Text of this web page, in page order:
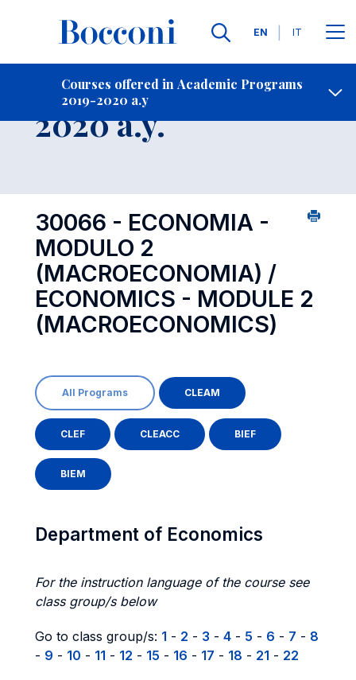
Languages
EN IT
Courses offered in Academic Programs
2019-2020 a.y
Contact Us
Course 2019-
2020 a.y.
30066 - ECONOMIA -
MODULO 2
(MACROECONOMIA) /
ECONOMICS - MODULE 2
(MACROECONOMICS)
All Programs CLEAM
CLEF CLEACC BIEF
BIEM
Department of Economics
For the instruction language of the course see
class group/s below
Go to class group/s: 1 - 2 - 3 - 4 - 5 - 6 - 7 - 8
- 9 - 10 - 11 - 12 - 15 - 16 - 17 - 18 - 21 - 22